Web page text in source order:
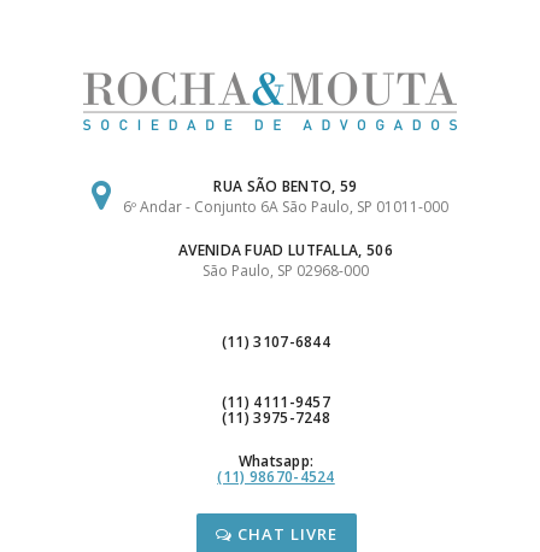
RUA SÃO BENTO, 59
6º Andar - Conjunto 6A São Paulo, SP 01011-000
AVENIDA FUAD LUTFALLA, 506
São Paulo, SP 02968-000
(11) 3107-6844
(11) 4111-9457
(11) 3975-7248
Whatsapp:
(11) 98670-4524
CHAT LIVRE